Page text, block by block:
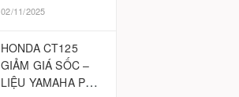
cần bằng lái
02/11/2025
HONDA CT125
GIẢM GIÁ SỐC –
LIỆU YAMAHA PG-